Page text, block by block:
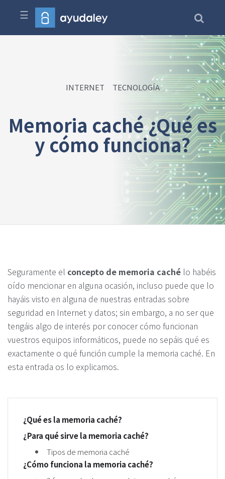
☰
INTERNET TECNOLOGÍA
Memoria caché ¿Qué es
y cómo funciona?
Seguramente el concepto de memoria caché lo habéis
oído mencionar en alguna ocasión, incluso puede que lo
hayáis visto en alguna de nuestras entradas sobre
seguridad en Internet y datos; sin embargo, a no ser que
tengáis algo de interés por conocer cómo funcionan
vuestros equipos informáticos, puede no sepáis qué es
exactamente o qué función cumple la memoria caché. En
esta entrada os lo explicamos.
¿Qué es la memoria caché?
¿Para qué sirve la memoria caché?
Tipos de memoria caché
¿Cómo funciona la memoria caché?